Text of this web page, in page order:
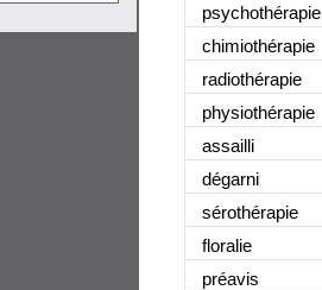
psychothérapie
chimiothérapie
radiothérapie
physiothérapie
assailli
dégarni
sérothérapie
floralie
préavis